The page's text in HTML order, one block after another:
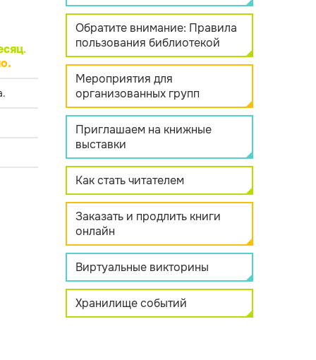
.
Обратите внимание: Правила
пользования библиотекой
Мероприятия для
организованных групп
Приглашаем на книжные
выставки
Как стать читателем
Заказать и продлить книги
онлайн
Виртуальные викторины
Хранилище событий